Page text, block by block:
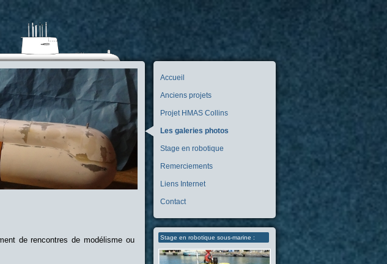
Accueil
Anciens projets
Projet HMAS Collins
Les galeries photos
Stage en robotique
Remerciements
Liens Internet
Contact
Stage en robotique sous-marine :
de rencontres de modélisme ou